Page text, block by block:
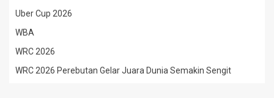
Uber Cup 2026
WBA
WRC 2026
WRC 2026 Perebutan Gelar Juara Dunia Semakin Sengit